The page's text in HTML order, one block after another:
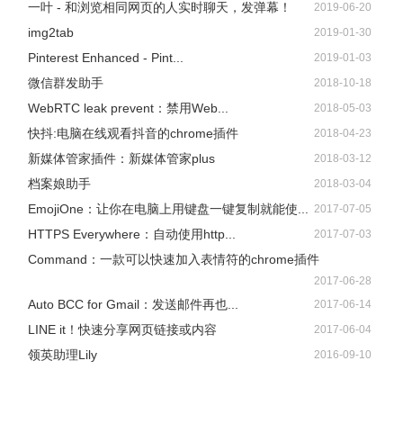
一叶 - 和浏览相同网页的人实时聊天，发弹幕！ 2019-06-20
img2tab 2019-01-30
Pinterest Enhanced - Pint... 2019-01-03
微信群发助手 2018-10-18
WebRTC leak prevent：禁用Web... 2018-05-03
快抖:电脑在线观看抖音的chrome插件 2018-04-23
新媒体管家插件：新媒体管家plus 2018-03-12
档案娘助手 2018-03-04
EmojiOne：让你在电脑上用键盘一键复制就能使... 2017-07-05
HTTPS Everywhere：自动使用http... 2017-07-03
Command：一款可以快速加入表情符的chrome插件
2017-06-28
Auto BCC for Gmail：发送邮件再也... 2017-06-14
LINE it！快速分享网页链接或内容 2017-06-04
领英助理Lily 2016-09-10